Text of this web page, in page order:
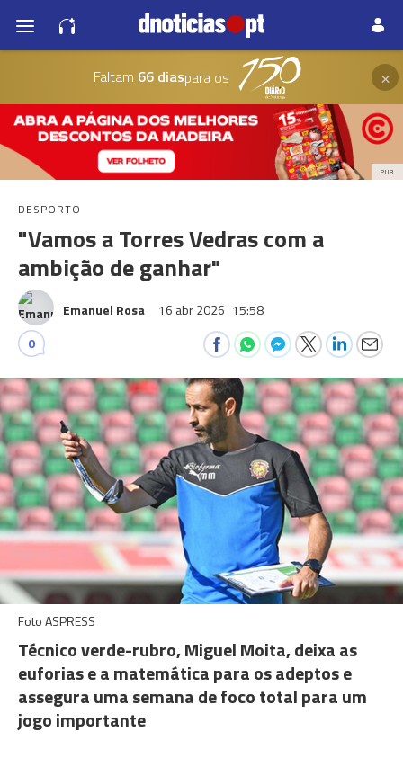
Faltam 66 diaspara os ×
PUB
DESPORTO
"Vamos a Torres Vedras com a
ambição de ganhar"
Emanuel Rosa 16 abr 2026 15:58
0
Foto ASPRESS
Técnico verde-rubro, Miguel Moita, deixa as
euforias e a matemática para os adeptos e
assegura uma semana de foco total para um
jogo importante